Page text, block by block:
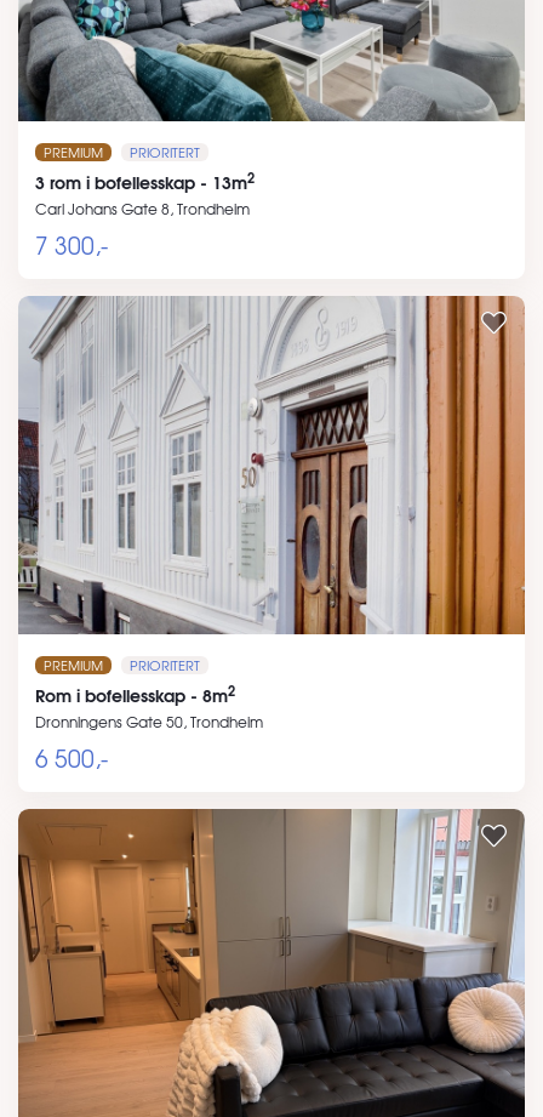
PREMIUM PRIORITERT
3 rom i bofellesskap - 13m2
Carl Johans Gate 8, Trondheim
7 300,-
PREMIUM PRIORITERT
Rom i bofellesskap - 8m2
Dronningens Gate 50, Trondheim
6 500,-